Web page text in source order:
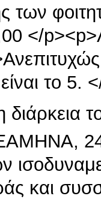
των
</
το 5.
διάρκεια
και